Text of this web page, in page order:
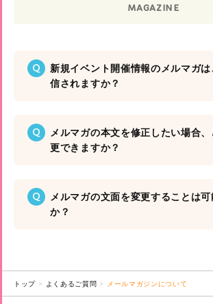
MAGAZINE
Q
新規イベント開催情報のメルマガ
信されますか？
Q
メルマガの本文を修正したい場合
更できますか？
Q
メルマガの文面を変更することは
か？
トップ よくあるご質問 メールマガジンについて